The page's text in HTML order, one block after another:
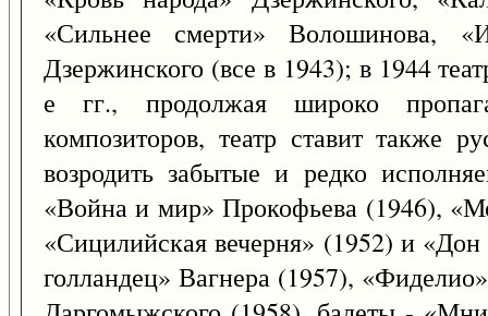
«Сильнее смерти» Волошинова,
Дзержинского (все в 1943); в 1944
е гг., продолжая широко
композиторов, театр ставит также
возродить забытые и редко
«Война и мир» Прокофьева (1946),
«Сицилийская вечерня» (1952) и
голландец» Вагнера (1957),